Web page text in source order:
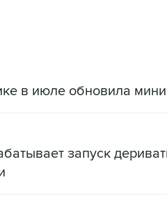
в июле обновила
запуск